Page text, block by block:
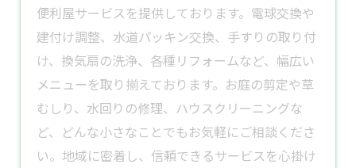
便利屋サービスを提供しております。​電球交換や
建付け調整、水道パッキン交換、手すりの取り付
け、 換気扇の洗浄、各種 リフォームなど、幅広い
メニューを取り揃えております。​お庭の剪定や草
むしり、水回りの修理、ハウスクリーニングな
ど、どんな小さなことでもお気軽にご相談くださ
い。​地域に密着し、信頼できるサービスを心掛け